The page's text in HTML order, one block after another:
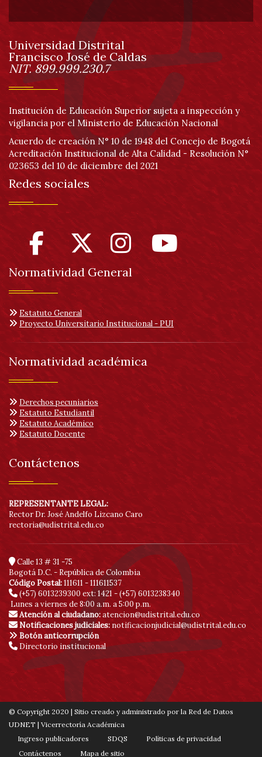
de
página
Información
Universidad Distrital
Francisco José de Caldas
NIT. 899.999.230.7
Institución de Educación Superior sujeta a inspección y
vigilancia por el Ministerio de Educación Nacional
Acuerdo de creación N° 10 de 1948 del Concejo de Bogotá
Acreditación Institucional de Alta Calidad - Resolución N°
023653 del 10 de diciembre del 2021
Redes sociales
Normatividad General
Estatuto General
Proyecto Universitario Institucional - PUI
Normatividad académica
Derechos pecuniarios
Estatuto Estudiantil
Estatuto Académico
Estatuto Docente
Contáctenos
REPRESENTANTE LEGAL:
Rector Dr. José Andelfo Lizcano Caro
rectoria@udistrital.edu.co
Calle 13 # 31 -75
Bogotá D.C. - República de Colombia
Código Postal:111611 - 111611537
(+57) 6013239300 ext: 1421 - (+57) 6013238340
Lunes a viernes de 8:00 a.m. a 5:00 p.m.
Atención al ciudadano:atencion@udistrital.edu.co
Notificaciones judiciales: notificacionjudicial@udistrital.edu.co
Botón anticorrupción
Directorio institucional
© Copyright 2020 | Sitio creado y administrado por la Red de Datos
UDNET | Vicerrectoría Académica
Ingreso publicadores
SDQS
Políticas de privacidad
Contáctenos
Mapa de sitio